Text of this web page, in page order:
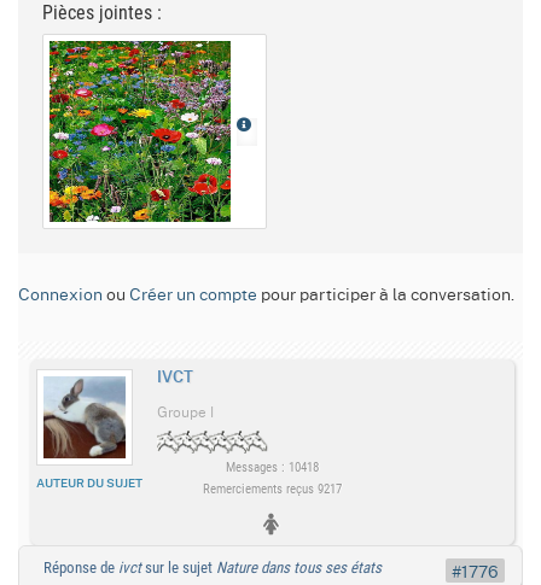
Pièces jointes :
Connexion ou Créer un compte pour participer à la conversation.
IVCT
AUTEUR DU SUJET
Groupe I
Messages : 10418
Remerciements reçus 9217
Réponse de ivctsur le sujet Nature dans tous ses états #1776